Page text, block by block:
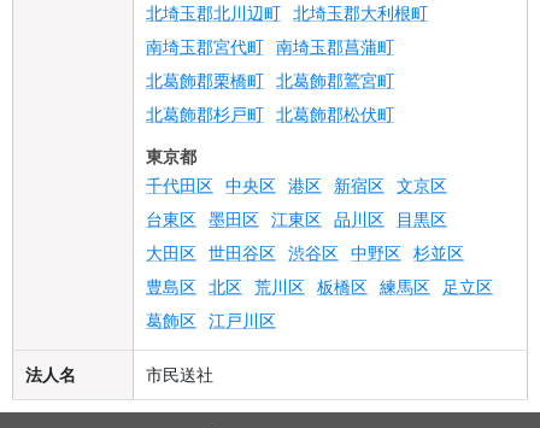
北埼玉郡北川辺町 北埼玉郡大利根町
南埼玉郡宮代町 南埼玉郡菖蒲町
北葛飾郡栗橋町 北葛飾郡鷲宮町
北葛飾郡杉戸町 北葛飾郡松伏町
東京都
千代田区 中央区 港区 新宿区 文京区
台東区 墨田区 江東区 品川区
目黒区
大田区 世田谷区 渋谷区 中野区 杉並区
豊島区 北区 荒川区 板橋区 練馬区 足立区
葛飾区 江戸川区
法人名 市民送社